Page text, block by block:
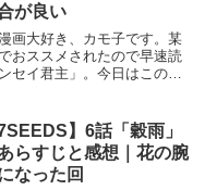
が良い
画大好き、カモ子です。某
おススメされたので早速読
セイ君主」。今日はこの漫
１主人公の佐丸あゆはは恋
歳の女子高...
】6話「穀雨」
らすじと感想｜花の腕
なった回